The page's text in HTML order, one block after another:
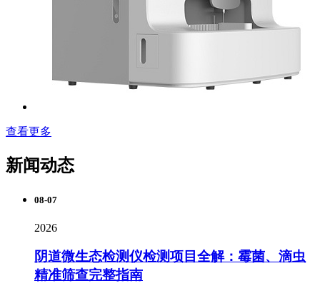
查看更多
新闻动态
08-07
2026
阴道微生态检测仪检测项目全解：霉菌、滴虫
精准筛查完整指南